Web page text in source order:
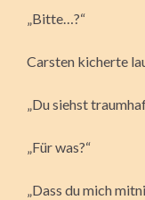
„Bitte…?“
Carsten kicherte
„Du siehst
„Für was?“
„Dass du mich